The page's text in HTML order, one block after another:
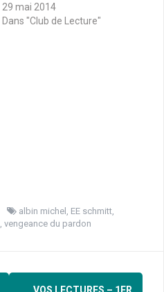
29 mai 2014
Dans "Club de Lecture"
albin michel , EE schmitt,
, vengeance du pardon